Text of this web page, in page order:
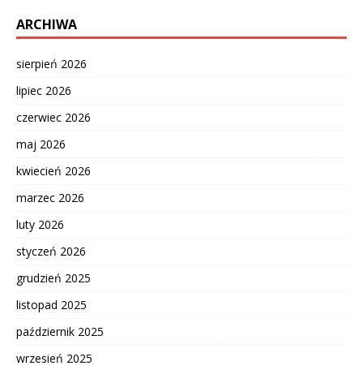
ARCHIWA
sierpień 2026
lipiec 2026
czerwiec 2026
maj 2026
kwiecień 2026
marzec 2026
luty 2026
styczeń 2026
grudzień 2025
listopad 2025
październik 2025
wrzesień 2025